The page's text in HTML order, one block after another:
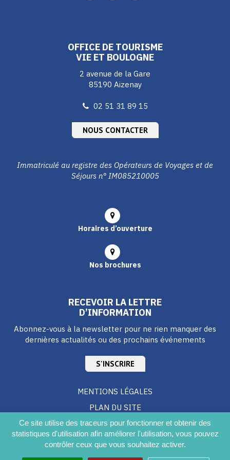
Ce site utilise des traceurs pour fonctionner et obtenir des
statistiques d'utilisation afin améliorer l'utilisation, vous pouvez
contrôler ceux que vous souhaitez activer.
vers
vers
vers
OFFICE DE TOURISME
VIE ET BOULOGNE
2 avenue de la Gare
85190 Aizenay
02 51 31 89 15
NOUS CONTACTER
Immatriculé au registre des Opérateurs de Voyages et de
Séjours n° IM085210005
Horaires d’ouverture
Nos brochures
RECEVOIR LA LETTRE
D’INFORMATION
Abonnez-vous à la newsletter pour ne rien manquer des
dernières actualités ou des prochains événements
S'INSCRIRE
MENTIONS LÉGALES
PLAN DU SITE
CRÉDITS
ACCESSIBILITÉ DU SITE